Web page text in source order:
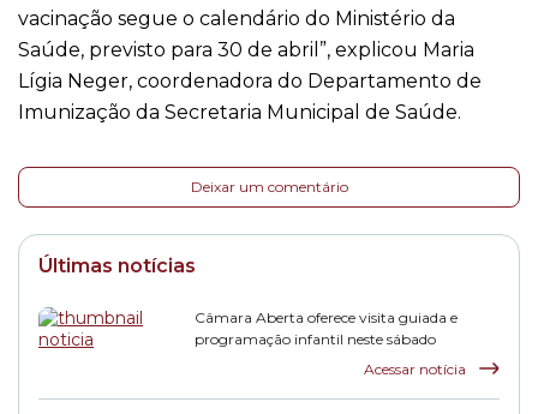
vacinação segue o calendário do Ministério da
Saúde, previsto para 30 de abril”, explicou Maria
Lígia Neger, coordenadora do Departamento de
Imunização da Secretaria Municipal de Saúde.
Deixar um comentário
Últimas notícias
Câmara Aberta oferece visita guiada e
programação infantil neste sábado
Acessar notícia